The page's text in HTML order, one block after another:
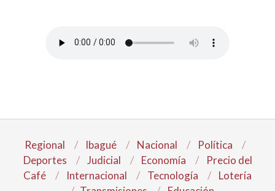
Regional Ibagué Nacional
Política
Deportes
Judicial Economía
Precio del
Café
Internacional Tecnología
Lotería